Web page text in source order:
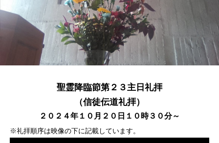
聖霊降臨節第２３主日礼拝
（信徒伝道礼拝）
２０２４年１０月２０日１０時３０分～
※礼拝順序は映像の下に記載しています。